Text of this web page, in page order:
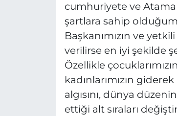
cumhuriyete ve
şartlara sahip
Başkanımızın ve
verilirse en iyi şekilde
Özellikle
kadınlarımızın
algısını, dünya
ettiği alt sıraları